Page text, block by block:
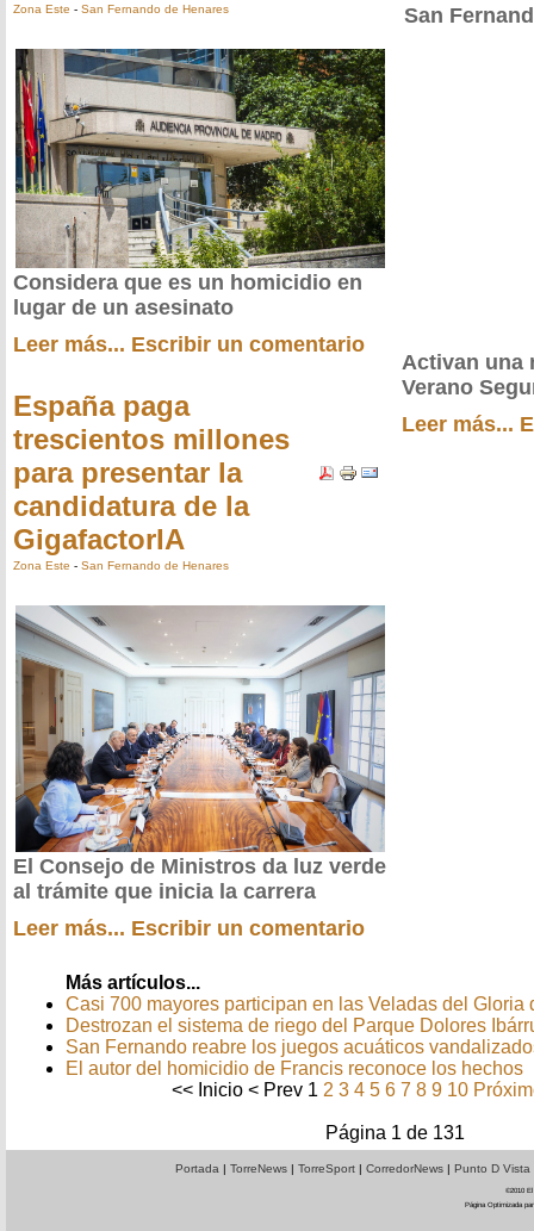
Zona Este - San Fernando de Henares
Considera que es un homicidio en
lugar de un asesinato
Leer más... Escribir un comentario
España paga
trescientos millones
para presentar la
candidatura de la
GigafactorIA
Zona Este - San Fernando de Henares
El Consejo de Ministros da luz verde
al trámite que inicia la carrera
Leer más... Escribir un comentario
Activan una
Verano
Leer más...
Más artículos...
Casi 700 mayores participan en las Veladas del Gloria
Destrozan el sistema de riego del Parque Dolores
San Fernando reabre los juegos acuáticos
El autor del homicidio de Francis reconoce los hechos
<< Inicio < Prev 1 2 3 4 5 6 7 8 9 10
Página 1 de 131
Portada | TorreNews| TorreSport| CorredorNews| Punto D Vista
©2010 El
Página Optimizada